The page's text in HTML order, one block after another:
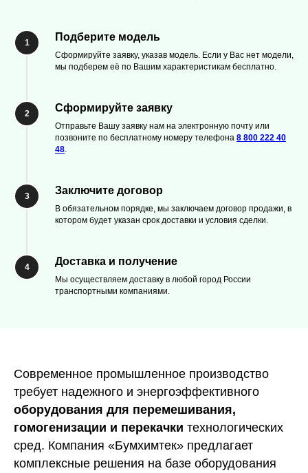
Подберите модель
Сформируйте заявку, указав модель. Если у Вас нет модели,
мы подберем её по Вашим характеристикам бесплатно.
Сформируйте заявку
Отправьте Вашу заявку нам на электронную почту или
позвоните по бесплатному номеру телефона 8 800 222 40
48.
Заключите договор
В обязательном порядке, мы заключаем договор продажи, в
котором будет указан срок доставки и условия сделки.
Доставка и получение
Мы осуществляем доставку в любой город России
транспортными компаниями.
Современное промышленное производство
требует надежного и энергоэффективного
оборудования для перемешивания,
гомогенизации и перекачки технологических
сред. Компания «Бумхимтек» предлагает
комплексные решения на базе оборудования